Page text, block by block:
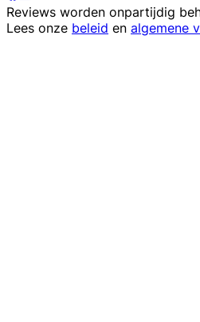
Reviews worden onpartijdig
Lees onze beleid en algemene